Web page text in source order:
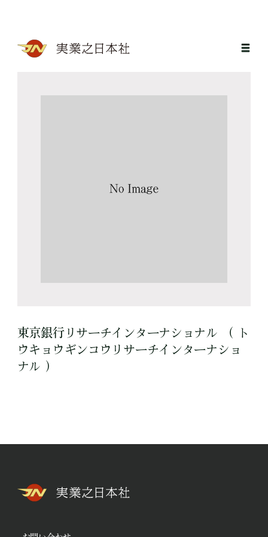
東京銀行リサーチインターナショナル （ ト
ウキョウギンコウリサーチインターナショ
ナル ）